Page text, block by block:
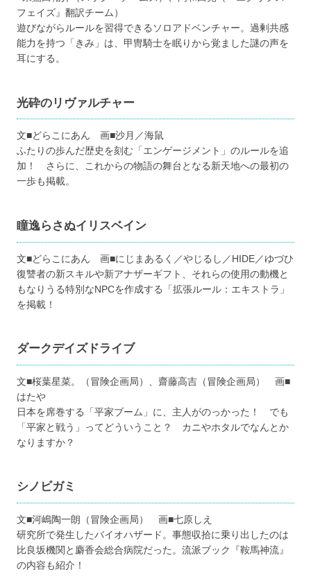
フェイズ』翻訳チーム）
遊びながらルールを習得できるソロアドベンチャー。過剰共感
能力を持つ「きみ」は、甲冑騎士を眠りから覚ました謎の声を
耳にする。
光砕のリヴァルチャー
文■どらこにあん 画■沙月／海鼠
ふたりの歩んだ歴史を刻む「エンゲージメント」のルールを追
加！ さらに、これからの物語の舞台となる新天地への最初の
一歩も掲載。
瞳逸らさぬイリスベイン
文■どらこにあん 画■にじまあるく／やじるし／HIDE／ゆづひ
復讐者の新スキルや新アナザーギフト、それらの使用の動機と
もなりうる特別なNPCを作成する「拡張ルール：エキストラ」
を掲載！
ダークデイズドライブ
文■桜葉星菜。（冒険企画局）、齋藤高吉（冒険企画局） 画■
はたや
日本を席巻する「平家ブーム」に、主人がのっかった！ でも
「平家と戦う」ってどういうこと？ カニやホタルでなんとか
なりますか？
シノビガミ
文■河嶋陶一朗（冒険企画局） 画■七原しえ
研究所で発生したバイオハザード。事態収拾に乗り出したのは
比良坂機関と麝香会総合病院だった。流派ブック『鞍馬神流』
の内容も紹介！